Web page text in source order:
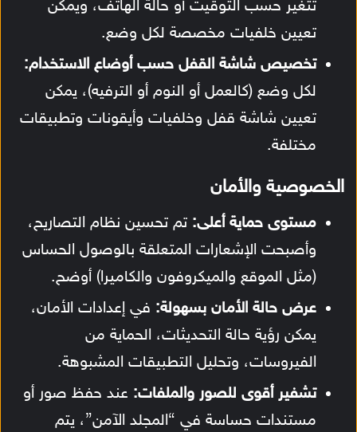
تتغير حسب التوقيت أو حالة الهاتف، ويمكن
تعيين خلفيات مخصصة لكل وضع.
تخصيص شاشة القفل حسب أوضاع الاستخدام:
لكل وضع (كالعمل أو النوم أو الترفيه)، يمكن
تعيين شاشة قفل وخلفيات وأيقونات وتطبيقات
مختلفة.
الخصوصية والأمان
مستوى حماية أعلى: تم تحسين نظام التصاريح،
وأصبحت الإشعارات المتعلقة بالوصول الحساس
(مثل الموقع والميكروفون والكاميرا) أوضح.
عرض حالة الأمان بسهولة: في إعدادات الأمان،
يمكن رؤية حالة التحديثات، الحماية من
الفيروسات، وتحليل التطبيقات المشبوهة.
تشفير أقوى للصور والملفات: عند حفظ صور أو
مستندات حساسة في “المجلد الآمن”، يتم